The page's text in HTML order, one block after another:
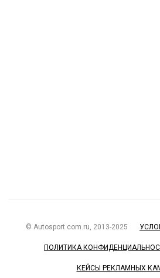
© Autosport.com.ru, 2013-2025
ПОЛИТИКА
КЕЙСЫ РЕКЛАМНЫХ